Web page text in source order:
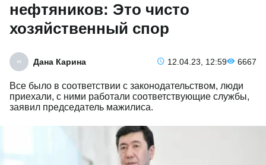
нефтяников: Это чисто
хозяйственный спор
Дана Карина 12.04.23, 12:59 6667
Все было в соответствии с законодательством, люди
приехали, с ними работали соответствующие службы,
заявил председатель мажилиса.